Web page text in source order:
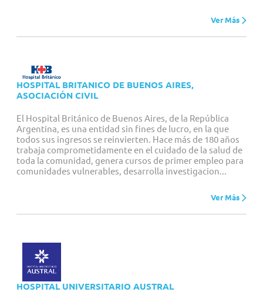
Ver Más
HOSPITAL BRITANICO DE BUENOS AIRES,
ASOCIACIÓN CIVIL
El Hospital Británico de Buenos Aires, de la República
Argentina, es una entidad sin fines de lucro, en la que
todos sus ingresos se reinvierten. Hace más de 180 años
trabaja comprometidamente en el cuidado de la salud de
toda la comunidad, genera cursos de primer empleo para
comunidades vulnerables, desarrolla investigacion...
Ver Más
HOSPITAL UNIVERSITARIO AUSTRAL